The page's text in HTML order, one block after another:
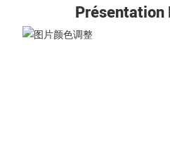
Présentation